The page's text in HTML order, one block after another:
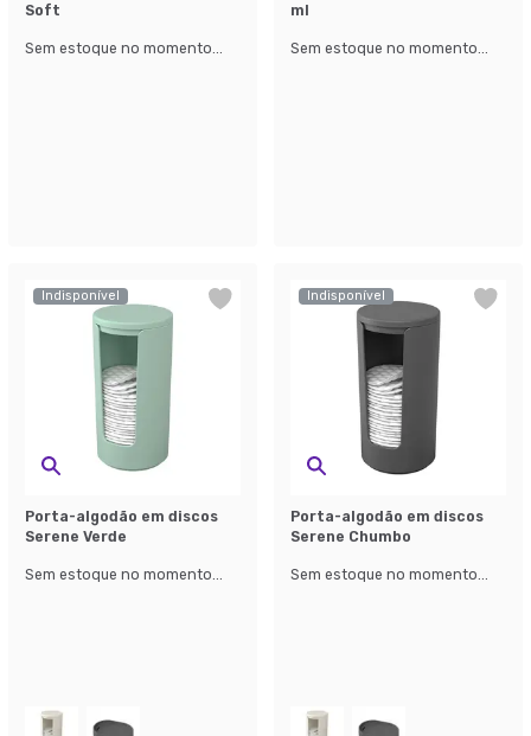
Soft
Sem estoque no momento...
ml
Sem estoque no momento...
Indisponível
Porta-algodão em discos
Serene Verde
Sem estoque no momento...
Indisponível
Porta-algodão em discos
Serene Chumbo
Sem estoque no momento...